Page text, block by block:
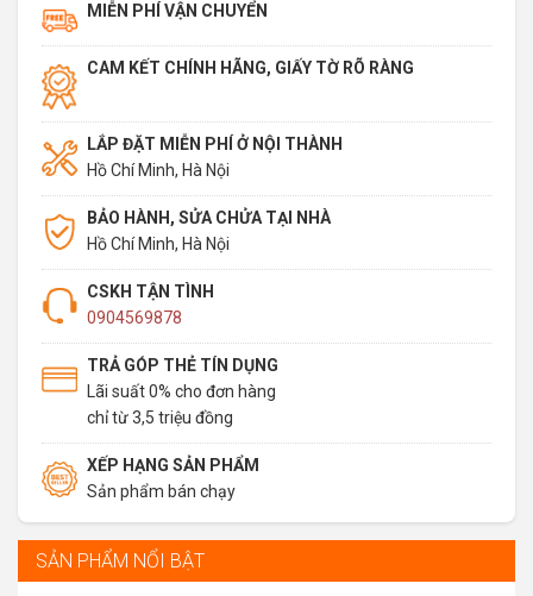
MIỄN PHÍ VẬN CHUYỂN
CAM KẾT CHÍNH HÃNG, GIẤY TỜ RÕ RÀNG
LẮP ĐẶT MIỄN PHÍ Ở NỘI THÀNH
Hồ Chí Minh, Hà Nội
BẢO HÀNH, SỬA CHỬA TẠI NHÀ
Hồ Chí Minh, Hà Nội
CSKH TẬN TÌNH
0904569878
TRẢ GÓP THẺ TÍN DỤNG
Lãi suất 0% cho đơn hàng
chỉ từ 3,5 triệu đồng
XẾP HẠNG SẢN PHẨM
Sản phẩm bán chạy
SẢN PHẨM NỔI BẬT